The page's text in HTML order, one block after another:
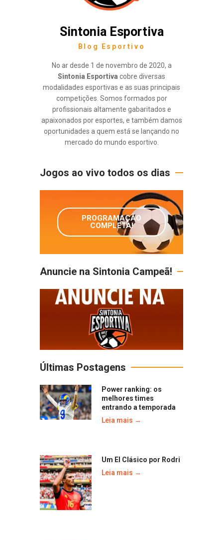
Sintonia Esportiva
Blog Esportivo
No ar desde 1 de novembro de 2020, a
Sintonia Esportiva cobre diversas
modalidades esportivas e as suas principais
competições. Somos formados por
profissionais altamente gabaritados e
apaixonados por esportes, e também damos
oportunidades a quem está se lançando no
mercado do mundo esportivo.
Jogos ao vivo todos os dias
PROGRAMAÇÃO
COMPLETA!
Anuncie na Sintonia Campeã!
Últimas Postagens
Power ranking: os
melhores times
entrando a temporada
Leia mais →
Um El Clásico por Rodri
Leia mais →